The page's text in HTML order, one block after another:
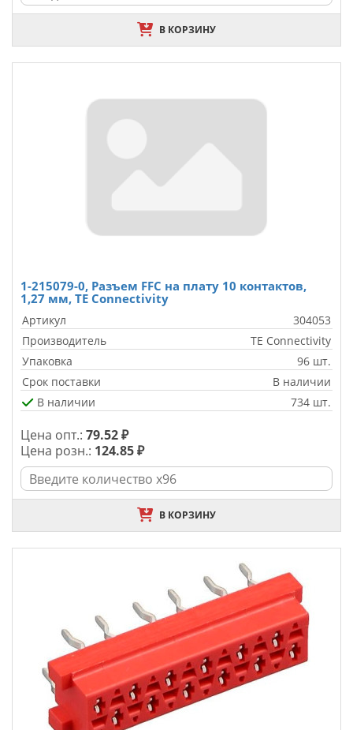
В КОРЗИНУ
1-215079-0, Разъем FFC на плату 10 контактов,
1,27 мм, TE Connectivity
Артикул
304053
Производитель
TE Connectivity
Упаковка
96 шт.
Срок поставки
В наличии
В наличии
734 шт.
Цена опт.: 79.52 ₽
Цена розн.: 124.85 ₽
В КОРЗИНУ